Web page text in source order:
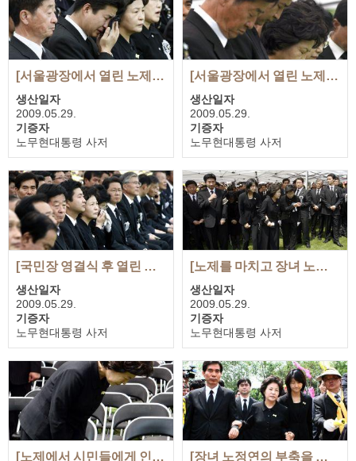
[서울광장에서 열린 노제에서 눈물을 흘리는 장남 노건호]
생산일자
2009.05.29.
기증자
노무현대통령 사저
첨부 사진
3장
[서울광장에서 열린 노제에서 묵념하는 권양숙 여사와 유족들]
생산일자
2009.05.29.
기증자
노무현대통령 사저
첨부 사진
1장
[국민장 영결식 후 열린 노제에서 슬픔에 잠긴 권양숙 여사]
생산일자
2009.05.29.
기증자
노무현대통령 사저
첨부 사진
2장
[노제를 마치고 장녀 노정연의 부축을 받으며 인사하는 권양숙 여사]
생산일자
2009.05.29.
기증자
노무현대통령 사저
첨부 사진
1장
[노제에서 시민들에게 인사하는 권양숙 여사] [장녀 노정연의 부축을 받으며 힘겹게 이동하는 권양숙 여사]